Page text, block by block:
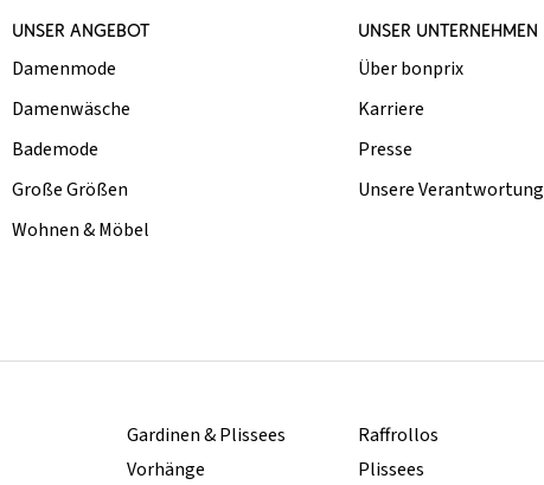
UNSER ANGEBOT
Damenmode
Damenwäsche
Bademode
Große Größen
Wohnen & Möbel
UNSER UNTERNEHMEN
Über bonprix
Karriere
Presse
Unsere Verantwortung
Gardinen & Plissees
Vorhänge
Raffrollos
Plissees